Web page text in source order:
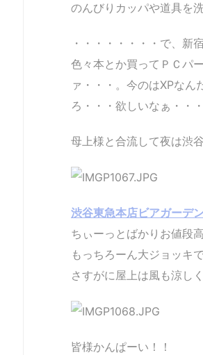
のんびりカッパや道具を
・・・・・・・・で、新
色々本とか買ってＰＣパ
ァ・・・。今のはXPな
ろ・・・欲しいなぁ・・・
母上様と合流して夜は渋
渋谷東急本店ビアガーデン
ちぃーっとばかりお値段
もっちろーん大ジョッキ
さすがに屋上は風も涼し
皆様かんぱーい！！